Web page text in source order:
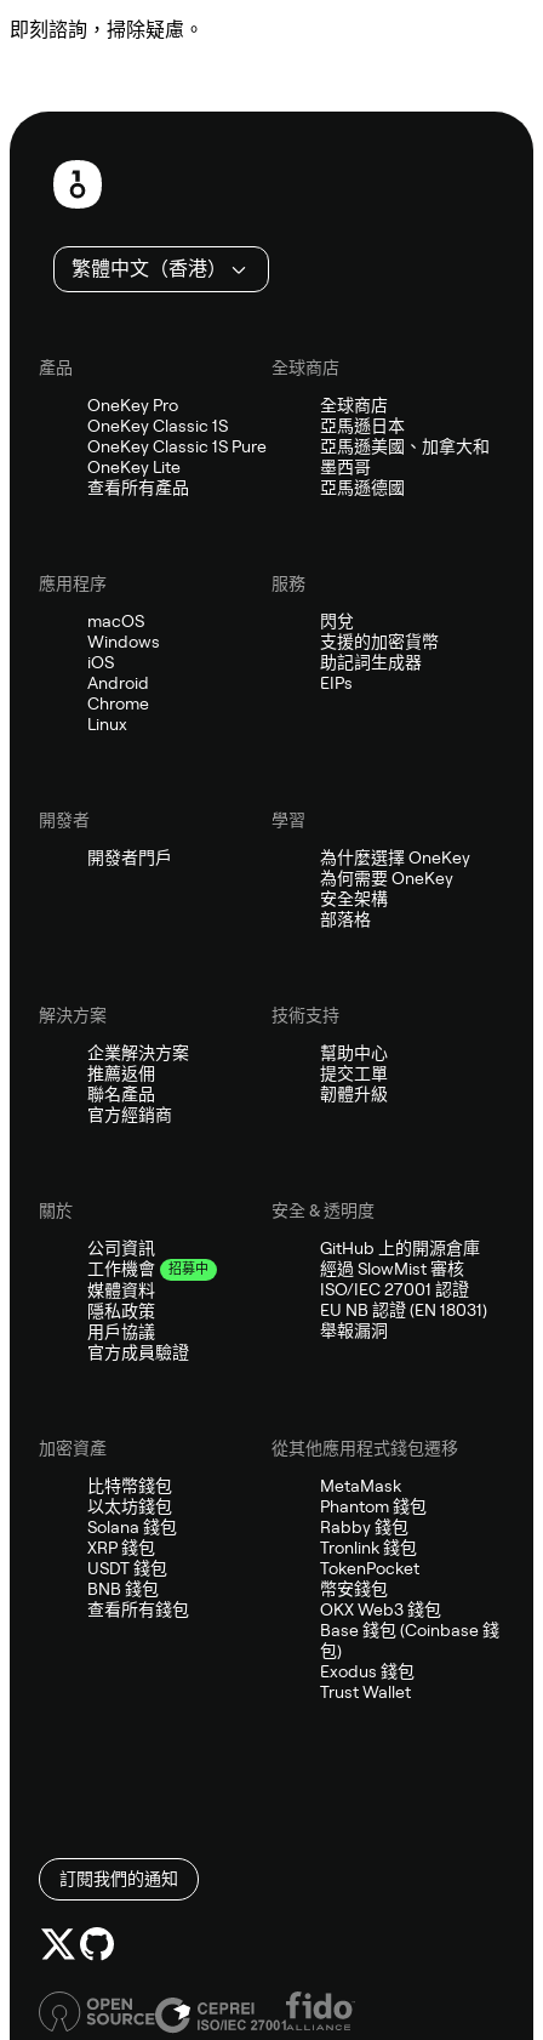
即刻諮詢，掃除疑慮。
頁
繁體中文（香港）
產品
OneKey Pro
OneKey Classic 1S
OneKey Classic 1S Pure
OneKey Lite
查看所有產品
全球商店
全球商店
亞馬遜日本
亞馬遜美國、加拿大和
墨西哥
亞馬遜德國
應用程序
macOS
Windows
iOS
Android
Chrome
Linux
服務
閃兌
支援的加密貨幣
助記詞生成器
EIPs
開發者
開發者門戶
學習
為什麼選擇 OneKey
為何需要 OneKey
安全架構
部落格
解決方案
企業解決方案
推薦返佣
聯名產品
官方經銷商
技術支持
幫助中心
提交工單
韌體升級
關於
公司資訊
工作機會
招募中
媒體資料
隱私政策
用戶協議
官方成員驗證
安全 & 透明度
GitHub 上的開源倉庫
經過 SlowMist 審核
ISO/IEC 27001 認證
EU NB 認證 (EN 18031)
舉報漏洞
加密資產
比特幣錢包
以太坊錢包
Solana 錢包
XRP 錢包
USDT 錢包
BNB 錢包
查看所有錢包
從其他應用程式錢包遷移
MetaMask
Phantom 錢包
Rabby 錢包
Tronlink 錢包
TokenPocket
幣安錢包
OKX Web3 錢包
Base 錢包 (Coinbase 錢
包)
Exodus 錢包
Trust Wallet
訂閱我們的通知